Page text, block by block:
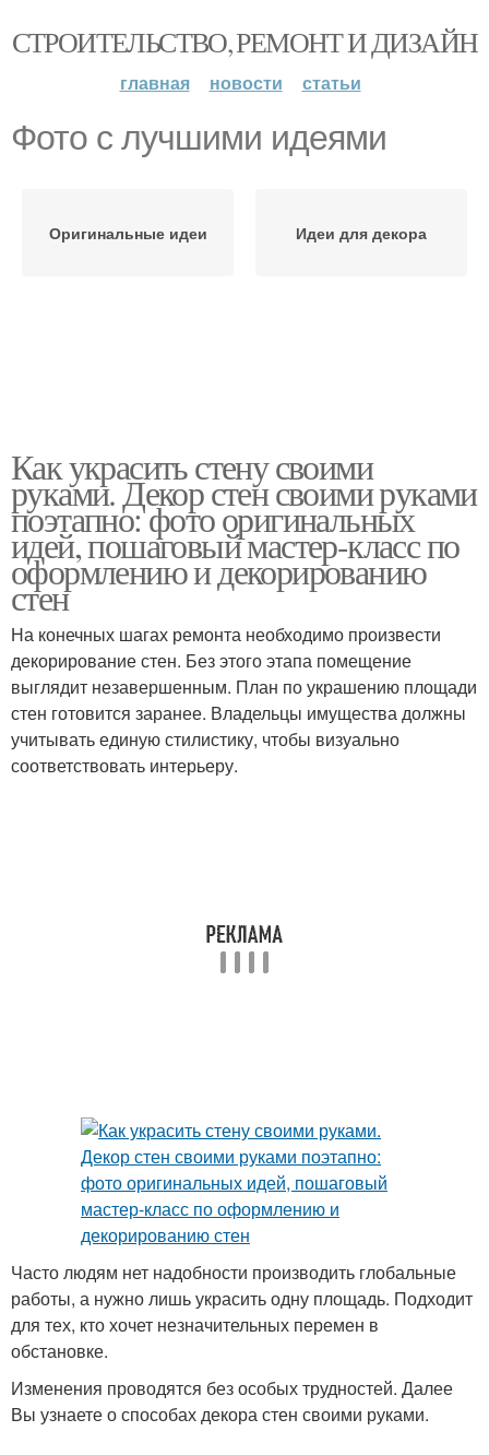
СТРОИТЕЛЬСТВО, РЕМОНТ И ДИЗАЙН
главная новости статьи
Фото с лучшими идеями
Оригинальные идеи Идеи для декора
Как украсить стену своими
руками. Декор стен своими руками
поэтапно: фото оригинальных
идей, пошаговый мастер-класс по
оформлению и декорированию
стен
На конечных шагах ремонта необходимо произвести
декорирование стен. Без этого этапа помещение
выглядит незавершенным. План по украшению площади
стен готовится заранее. Владельцы имущества должны
учитывать единую стилистику, чтобы визуально
соответствовать интерьеру.
Часто людям нет надобности производить глобальные
работы, а нужно лишь украсить одну площадь. Подходит
для тех, кто хочет незначительных перемен в
обстановке.
Изменения проводятся без особых трудностей. Далее
Вы узнаете о способах декора стен своими руками.